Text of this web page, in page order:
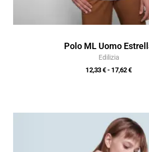
Polo ML Uomo
Edilizia
12,33€- 17,62€
Fascia
di
prezzo:
da